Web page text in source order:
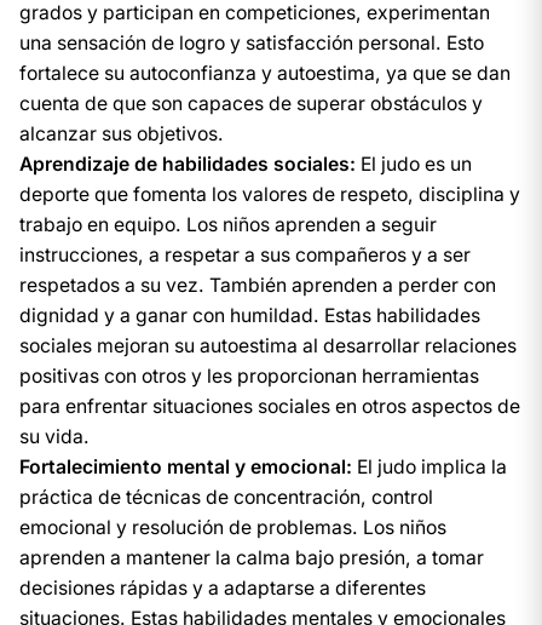
grados y participan en competiciones, experimentan
una sensación de logro y satisfacción personal. Esto
fortalece su autoconfianza y autoestima, ya que se dan
cuenta de que son capaces de superar obstáculos y
alcanzar sus objetivos.
Aprendizaje de habilidades sociales: El judo es un
deporte que fomenta los valores de respeto, disciplina y
trabajo en equipo. Los niños aprenden a seguir
instrucciones, a respetar a sus compañeros y a ser
respetados a su vez. También aprenden a perder con
dignidad y a ganar con humildad. Estas habilidades
sociales mejoran su autoestima al desarrollar relaciones
positivas con otros y les proporcionan herramientas
para enfrentar situaciones sociales en otros aspectos de
su vida.
Fortalecimiento mental y emocional: El judo implica la
práctica de técnicas de concentración, control
emocional y resolución de problemas. Los niños
aprenden a mantener la calma bajo presión, a tomar
decisiones rápidas y a adaptarse a diferentes
situaciones. Estas habilidades mentales y emocionales